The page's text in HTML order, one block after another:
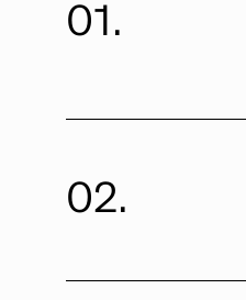
01.
02.